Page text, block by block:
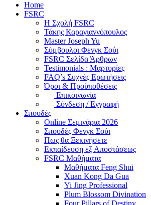
Home
FSRC
Η Σχολή FSRC
Τάκης Καραγιαννόπουλος
Master Joseph Yu
Σύμβουλοι Φενγκ Σούι
FSRC Σελίδα Άρθρων
Testimonials : Μαρτυρίες
FAQ’s Συχνές Ερωτήσεις
Όροι & Προϋποθέσεις
Επικοινωνία
Σύνδεση / Εγγραφή
Σπουδές
Online Σεμινάρια 2026
Σπουδές Φενγκ Σούι
Πως θα Ξεκινήσετε
Εκπαίδευση εξ Αποστάσεως
FSRC Μαθήματα
Μαθήματα Feng Shui
Xuan Kong Da Gua
Yi Jing Professional
Plum Blossom Divination
Four Pillars of Destiny